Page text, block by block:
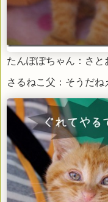
たんぽぽちゃん：さ
さるねこ父：そうだね